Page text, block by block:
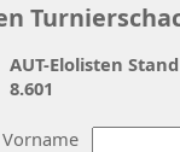
Vorname
AUT-Elolisten
8.601